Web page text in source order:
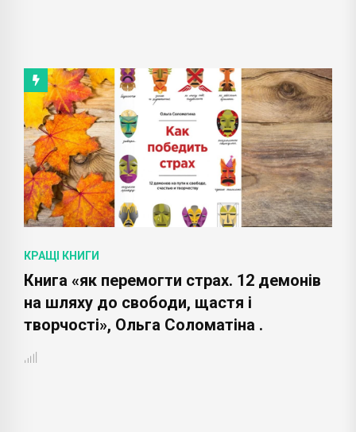
КРАЩІ КНИГИ
Книга «як перемогти страх. 12 демонів
на шляху до свободи, щастя і
творчості», Ольга Соломатіна .